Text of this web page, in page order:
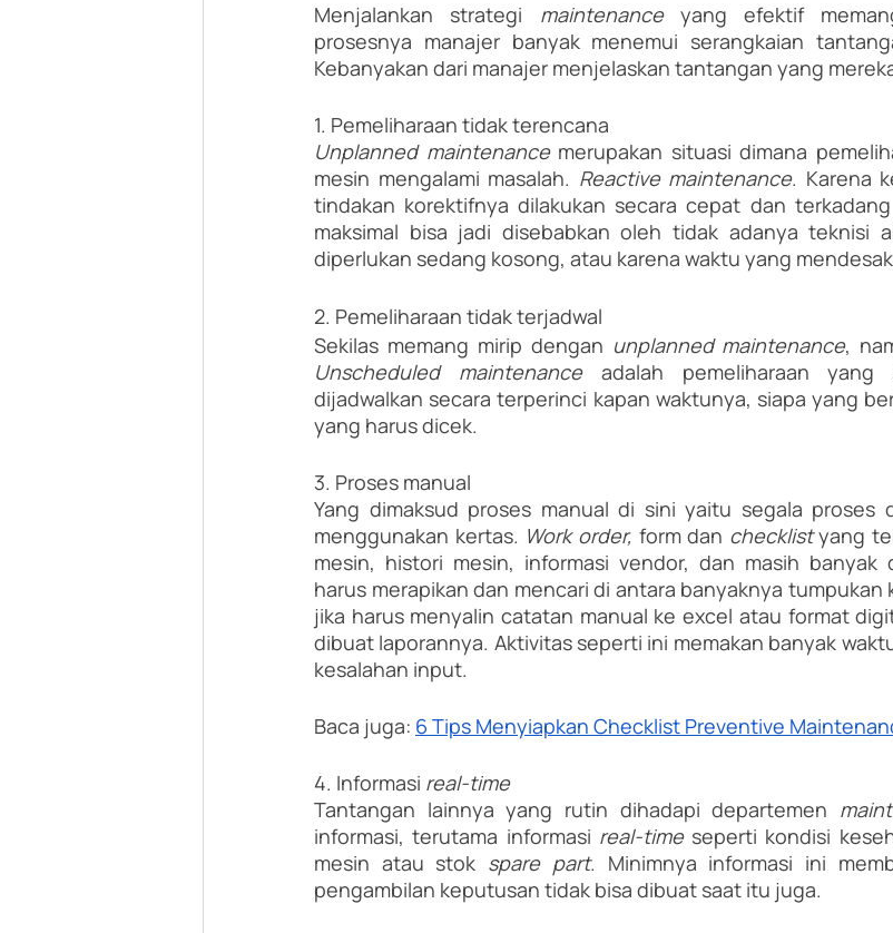
Menjalankan strategi maintenance yang efektif
prosesnya manajer banyak menemui serangkaian
Kebanyakan dari manajer menjelaskan tantangan yang
1. Pemeliharaan tidak terencana
Unplanned maintenance merupakan situasi dimana
mesin mengalami masalah. Reactive maintenance. Karena
tindakan korektifnya dilakukan secara cepat dan
maksimal bisa jadi disebabkan oleh tidak adanya teknisi
diperlukan sedang kosong, atau karena waktu yang
2. Pemeliharaan tidak terjadwal
Sekilas memang mirip dengan unplanned maintenance
Unscheduled maintenance adalah pemeliharaan
dijadwalkan secara terperinci kapan waktunya, siapa yang
yang harus dicek.
3. Proses manual
Yang dimaksud proses manual di sini yaitu segala proses
menggunakan kertas. Work order, form dan checklist yang
mesin, histori mesin, informasi vendor, dan masih banyak
harus merapikan dan mencari di antara banyaknya
jika harus menyalin catatan manual ke excel atau format
dibuat laporannya. Aktivitas seperti ini memakan banyak
kesalahan input.
Baca juga: 6 Tips Menyiapkan Checklist Preventive
4. Informasi real-time
Tantangan lainnya yang rutin dihadapi departemen
informasi, terutama informasi real-time seperti kondisi
mesin atau stok spare part. Minimnya informasi ini
pengambilan keputusan tidak bisa dibuat saat itu juga.